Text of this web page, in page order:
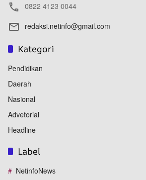
0822 4123 0044
redaksi.netinfo@gmail.com
Kategori
Pendidikan
Daerah
Nasional
Advetorial
Headline
Label
NetinfoNews